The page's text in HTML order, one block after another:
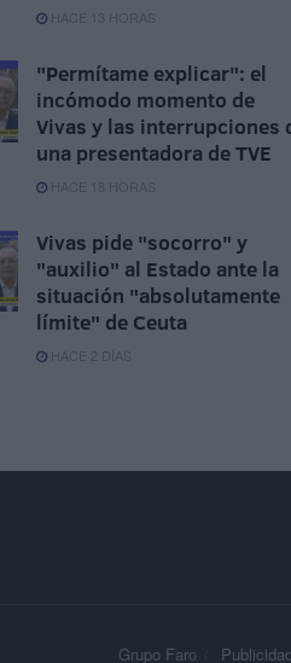
HACE 13 HORAS
"Permítame explicar": el
incómodo momento de
Vivas y las interrupciones
una presentadora de TVE
HACE 18 HORAS
Vivas pide "socorro" y
"auxilio" al Estado ante la
situación "absolutamente
límite" de Ceuta
HACE 2 DÍAS
Grupo Faro Publicidad